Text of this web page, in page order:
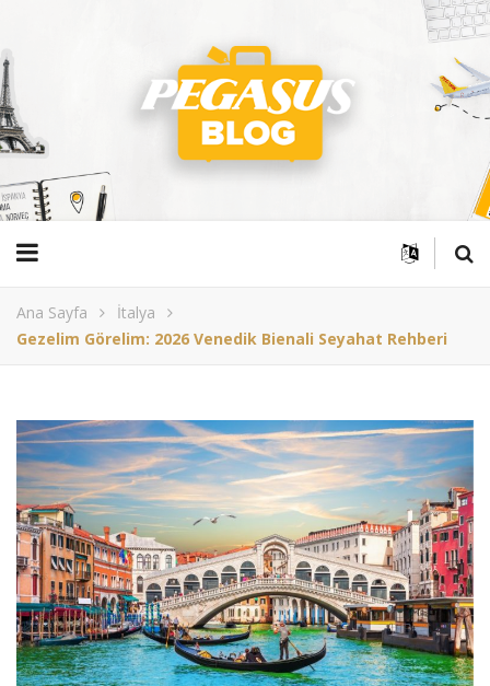
Ana Sayfa
İtalya
Gezelim Görelim: 2026 Venedik Bienali Seyahat Rehberi